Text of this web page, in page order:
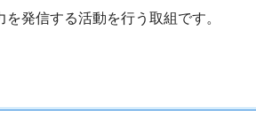
発信する活動を行う取組です。